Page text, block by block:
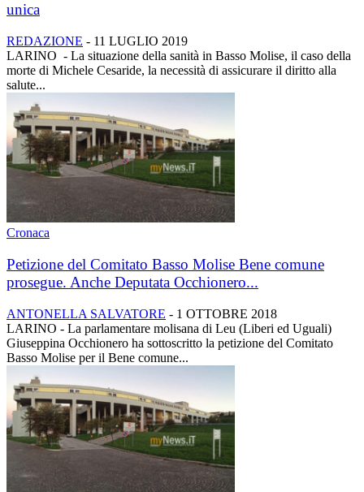
unica
REDAZIONE - 11 LUGLIO 2019
LARINO - La situazione della sanità in Basso Molise, il caso della
morte di Michele Cesaride, la necessità di assicurare il diritto alla
salute...
Cronaca
Petizione del Comitato Basso Molise Bene comune
prosegue. Anche Deputata Occhionero...
ANTONELLA SALVATORE - 1 OTTOBRE 2018
LARINO - La parlamentare molisana di Leu (Liberi ed Uguali)
Giuseppina Occhionero ha sottoscritto la petizione del Comitato
Basso Molise per il Bene comune...